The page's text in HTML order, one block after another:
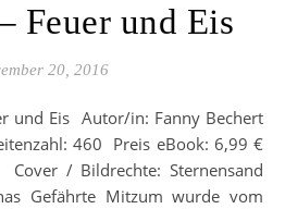
Feuer und Eis
20, 2016
460 Preis eBook: 6,99 €
/ Bildrechte: Sternensand
Gefährte Mitzum wurde vom